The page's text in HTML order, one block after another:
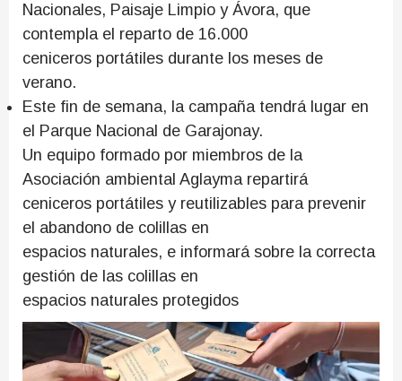
Nacionales, Paisaje Limpio y Ávora, que
contempla el reparto de 16.000
ceniceros portátiles durante los meses de
verano.
Este fin de semana, la campaña tendrá lugar en
el Parque Nacional de Garajonay.
Un equipo formado por miembros de la
Asociación ambiental Aglayma repartirá
ceniceros portátiles y reutilizables para prevenir
el abandono de colillas en
espacios naturales, e informará sobre la correcta
gestión de las colillas en
espacios naturales protegidos